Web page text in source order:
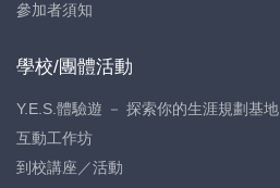
參加者須知
學校/團體活動
Y.E.S.體驗遊 － 探索你的生涯規劃基地
互動工作坊
到校講座／活動